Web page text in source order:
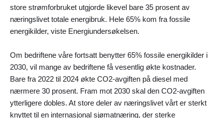
store strømforbruket utgjorde likevel bare 35 prosent av
næringslivet totale energibruk. Hele 65% kom fra fossile
energikilder, viste Energiundersøkelsen.
Om bedriftene våre fortsatt benytter 65% fossile energikilder i
2030, vil mange av bedriftene få vesentlig økte kostnader.
Bare fra 2022 til 2024 økte CO2-avgiften på diesel med
nærmere 30 prosent. Fram mot 2030 skal den CO2-avgiften
ytterligere dobles. At store deler av næringslivet vårt er sterkt
knyttet til en internasjonal sjømatnæring, der sterke